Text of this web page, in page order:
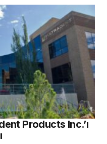
Products Inc.’ı